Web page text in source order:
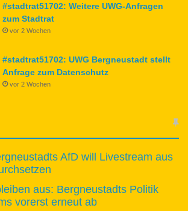
#stadtrat51702: Weitere UWG-Anfragen
zum Stadtrat
vor 2 Wochen
#stadtrat51702: UWG Bergneustadt stellt
Anfrage zum Datenschutz
vor 2 Wochen
AfD will Livestream aus
aus: Bergneustadts Politik
vorerst erneut ab